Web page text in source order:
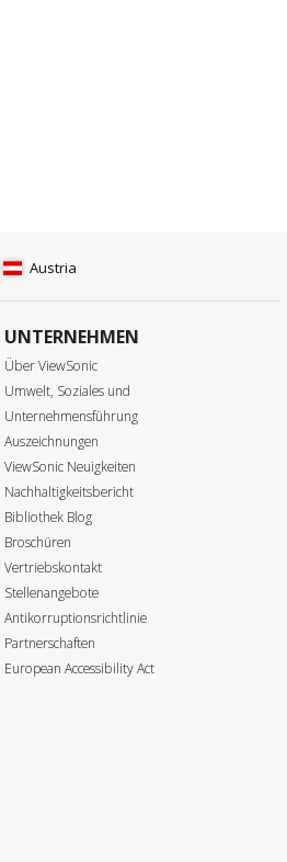
Austria
UNTERNEHMEN
Über ViewSonic
Umwelt, Soziales und
Unternehmensführung
Auszeichnungen
ViewSonic Neuigkeiten
Nachhaltigkeitsbericht
Bibliothek Blog
Broschüren
Vertriebskontakt
Stellenangebote
Antikorruptionsrichtlinie
Partnerschaften
European Accessibility Act